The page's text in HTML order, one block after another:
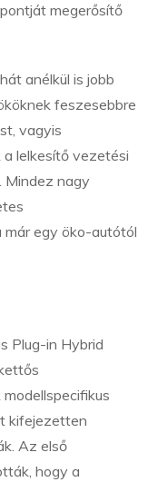
megerősítő
anélkül is jobb
feszesebbre
vagyis
lelkesítő vezetési
Mindez nagy
már egy öko-autótól
Plug-in Hybrid
kifejezetten
Az első
hogy a